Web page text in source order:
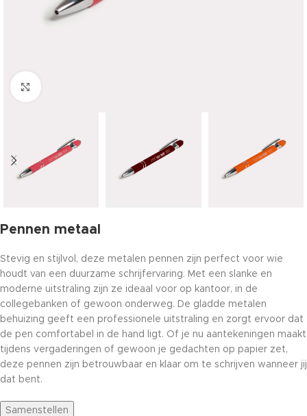
Pennen metaal
Stevig en stijlvol, deze metalen pennen zijn perfect voor wie
houdt van een duurzame schrijfervaring. Met een slanke en
moderne uitstraling zijn ze ideaal voor op kantoor, in de
collegebanken of gewoon onderweg. De gladde metalen
behuizing geeft een professionele uitstraling en zorgt ervoor dat
de pen comfortabel in de hand ligt. Of je nu aantekeningen maakt
tijdens vergaderingen of gewoon je gedachten op papier zet,
deze pennen zijn betrouwbaar en klaar om te schrijven wanneer jij
dat bent.
Samenstellen